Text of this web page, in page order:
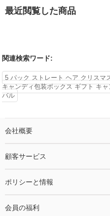
最近閲覧した商品
関連検索ワード:
5 パック ストレート ヘア クリスマ
キャンディ包装ボックス ギフト キ
バル
会社概要
顧客サービス
ポリシーと情報
会員の福利